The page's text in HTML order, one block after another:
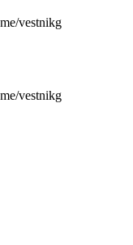
vestnikg
vestnikg